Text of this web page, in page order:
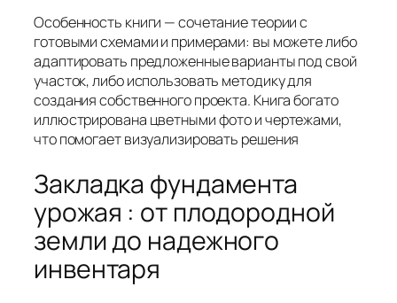
Особенность книги — сочетание теории с
готовыми схемами и примерами: вы можете либо
адаптировать предложенные варианты под свой
участок, либо использовать методику для
создания собственного проекта. Книга богато
иллюстрирована цветными фото и чертежами,
что помогает визуализировать решения
Закладка фундамента
урожая : от плодородной
земли до надежного
инвентаря